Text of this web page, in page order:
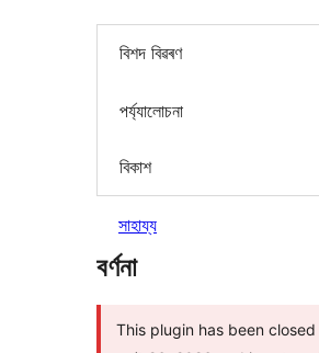
বিশদ বিৱৰণ
পৰ্য্যালোচনা
বিকাশ
সাহায্য
বৰ্ণনা
This plugin has been